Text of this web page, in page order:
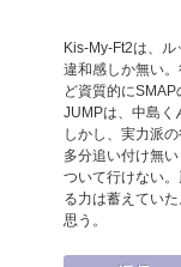
Kis-My-Ft2は、
違和感しか無い
ど資質的にSMAP
JUMPは、中島く
しかし、実力派
多分追い付け無
ついて行けない
る力は蓄えてい
思う。